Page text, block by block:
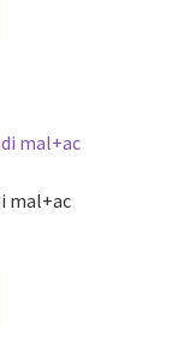
mal+ac